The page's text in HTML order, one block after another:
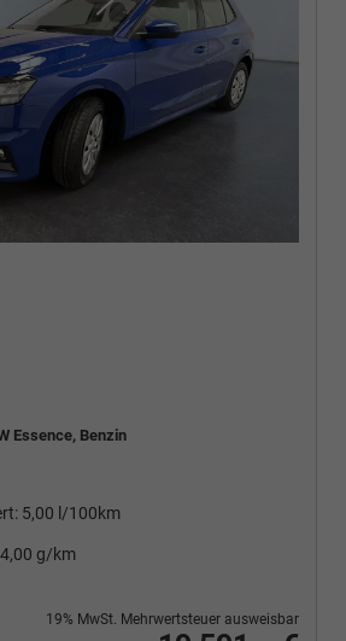
Essence, Benzin
5,00 l/100km
g/km
19% MwSt. Mehrwertsteuer ausweisbar